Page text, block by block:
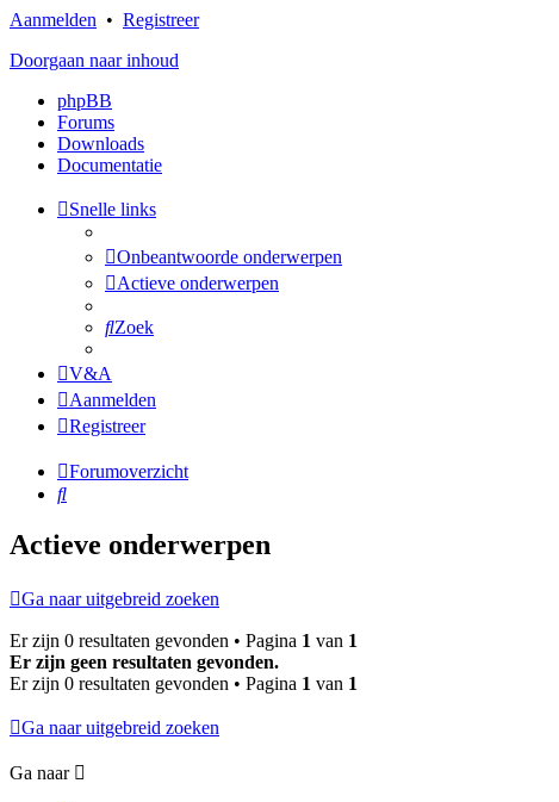
Aanmelden • Registreer
Doorgaan naar inhoud
phpBB
Forums
Downloads
Documentatie
Snelle links
Onbeantwoorde onderwerpen
Actieve onderwerpen
Zoek
V&A
Aanmelden
Registreer
Forumoverzicht
Zoek
Actieve onderwerpen
Ga naar uitgebreid zoeken
Er zijn 0 resultaten gevonden • Pagina 1 van 1
Er zijn geen resultaten gevonden.
Er zijn 0 resultaten gevonden • Pagina 1 van 1
Ga naar uitgebreid zoeken
Ga naar